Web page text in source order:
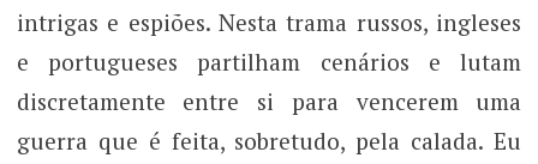
intrigas e espiões. Nesta trama russos, ingleses
e portugueses partilham cenários e lutam
discretamente entre si para vencerem uma
guerra que é feita, sobretudo, pela calada. Eu